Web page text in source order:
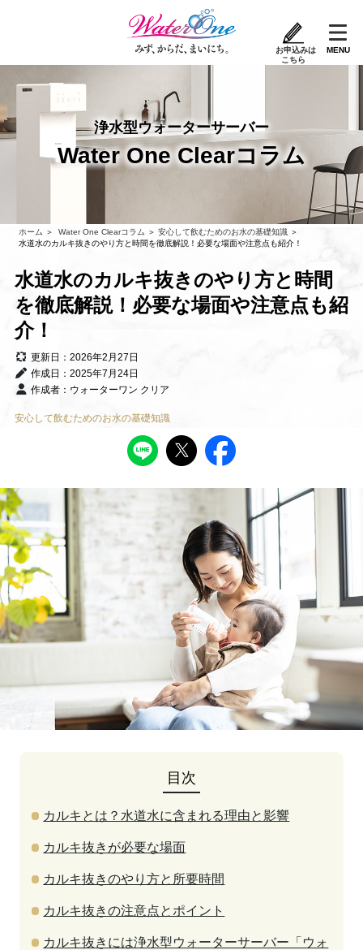
ツ
ス
キ
ッ
MENU
お申込みは
こちら
浄水型ウォーターサーバー
Water One Clearコラム
ホーム ＞ Water One Clearコラム ＞ 安心して飲むためのお水の基礎知識 ＞
水道水のカルキ抜きのやり方と時間を徹底解説！必要な場面や注意点も紹介！
水道水のカルキ抜きのやり方と時間
を徹底解説！必要な場面や注意点も紹
介！
更新日：2026年2月27日
作成日：2025年7月24日
作成者：ウォーターワン クリア
安心して飲むためのお水の基礎知識
目次
カルキとは？水道水に含まれる理由と影響
カルキ抜きが必要な場面
カルキ抜きのやり方と所要時間
カルキ抜きの注意点とポイント
カルキ抜きには浄水型ウォーターサーバー「ウォ